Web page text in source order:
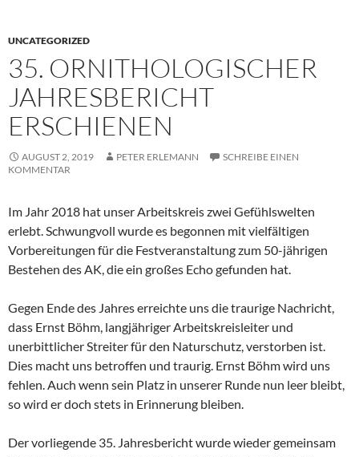
UNCATEGORIZED
35. ORNITHOLOGISCHER
JAHRESBERICHT
ERSCHIENEN
AUGUST 2, 2019 PETER ERLEMANN
SCHREIBE EINEN
KOMMENTAR
Im Jahr 2018 hat unser Arbeitskreis zwei Gefühlswelten
erlebt. Schwungvoll wurde es begonnen mit vielfältigen
Vorbereitungen für die Festveranstaltung zum 50-jährigen
Bestehen des AK, die ein großes Echo gefunden hat.
Gegen Ende des Jahres erreichte uns die traurige Nachricht,
dass Ernst Böhm, langjähriger Arbeitskreisleiter und
unerbittlicher Streiter für den Naturschutz, verstorben ist.
Dies macht uns betroffen und traurig. Ernst Böhm wird uns
fehlen. Auch wenn sein Platz in unserer Runde nun leer bleibt,
so wird er doch stets in Erinnerung bleiben.
Der vorliegende 35. Jahresbericht wurde wieder gemeinsam